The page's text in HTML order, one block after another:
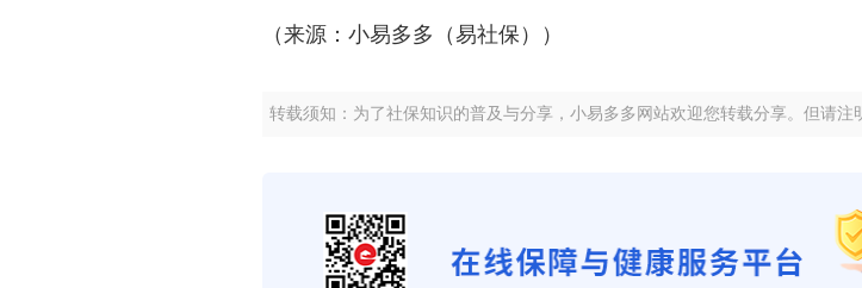
（来源：小易多多（易社保））
转载须知：为了社保知识的普及与分享，小易多多网站欢迎您转载分享。但请注